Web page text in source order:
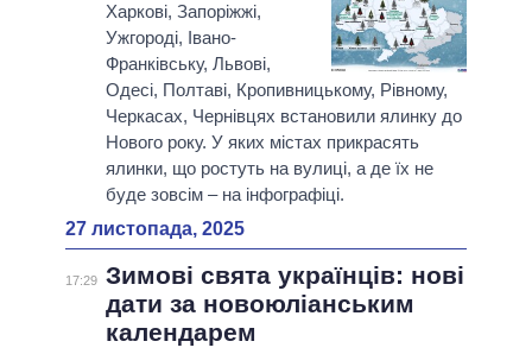
Харкові, Запоріжжі,
Ужгороді, Івано-
Франківську, Львові,
Одесі, Полтаві, Кропивницькому, Рівному,
Черкасах, Чернівцях встановили ялинку до
Нового року. У яких містах прикрасять
ялинки, що ростуть на вулиці, а де їх не
буде зовсім – на інфографіці.
27 листопада, 2025
17:29 Зимові свята українців: нові
дати за новоюліанським
календарем